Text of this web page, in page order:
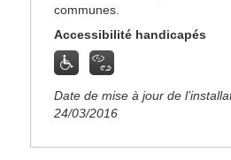
communes.
Accessibilité handicapés
Date de mise à jour de
24/03/2016